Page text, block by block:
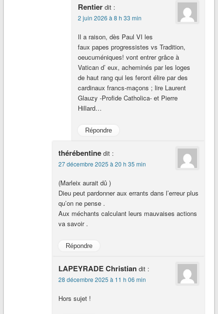
Rentier dit :
2 juin 2026 à 8 h 33 min
Il a raison, dès Paul VI les
faux papes progressistes vs Tradition,
oeucuméniques! vont entrer grâce à
Vatican d’ eux, acheminés par les loges
de haut rang qui les feront élire par des
cardinaux francs-maçons ; lire Laurent
Glauzy -Profide Catholica- et Pierre
Hillard…
Répondre
thérébentine dit :
27 décembre 2025 à 20 h 35 min
(Marleix aurait dû )
Dieu peut pardonner aux errants dans l’erreur plus
qu’on ne pense .
Aux méchants calculant leurs mauvaises actions
va savoir .
Répondre
LAPEYRADE Christian dit :
28 décembre 2025 à 11 h 06 min
Hors sujet !